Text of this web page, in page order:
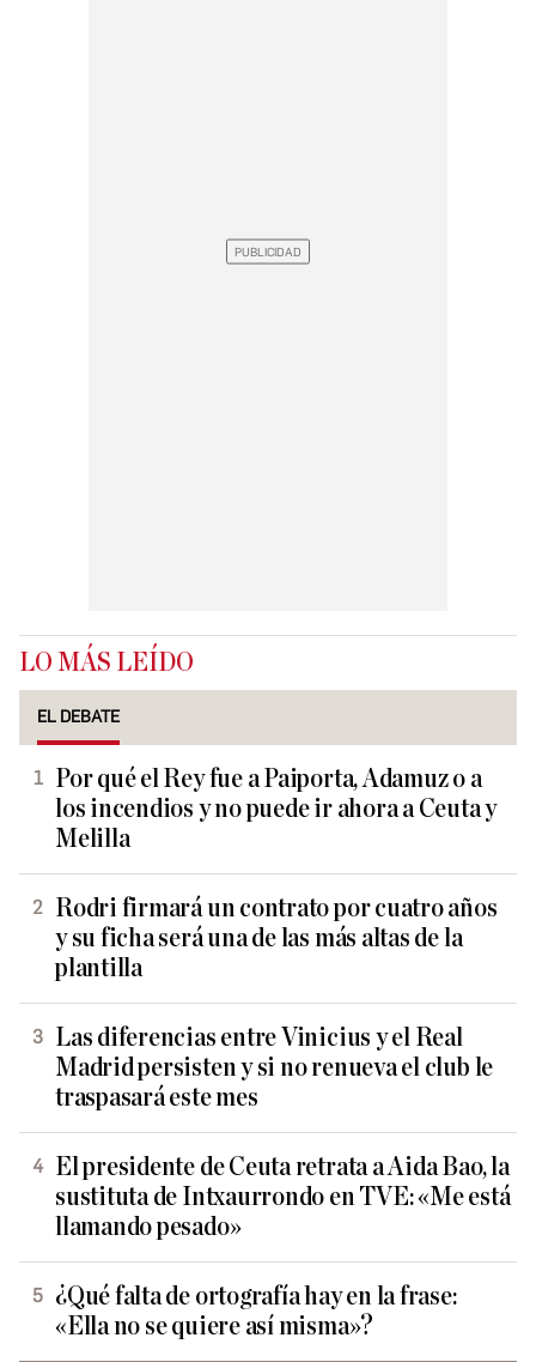
LO MÁS LEÍDO
EL DEBATE
Por qué el Rey fue a Paiporta, Adamuz o a
los incendios y no puede ir ahora a Ceuta y
Melilla
Rodri firmará un contrato por cuatro años
y su ficha será una de las más altas de la
plantilla
Las diferencias entre Vinicius y el Real
Madrid persisten y si no renueva el club le
traspasará este mes
El presidente de Ceuta retrata a Aida Bao, la
sustituta de Intxaurrondo en TVE: «Me está
llamando pesado»
¿Qué falta de ortografía hay en la frase:
«Ella no se quiere así misma»?